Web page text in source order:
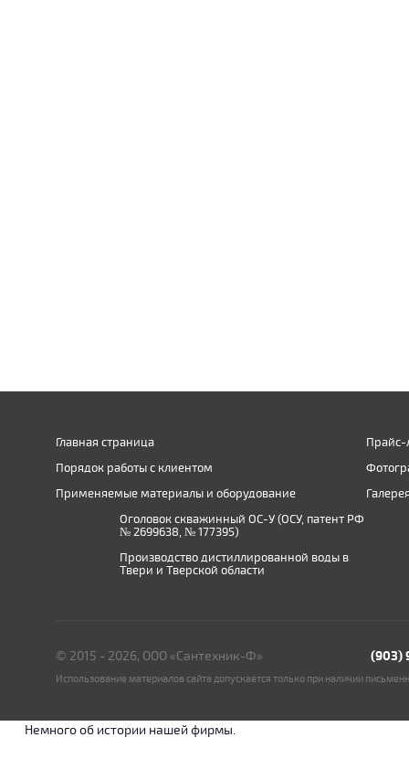
Главная страница
Порядок работы с клиентом
Применяемые материалы и оборудование
Прайс-
Оголовок скважинный ОС-У (ОСУ, патент РФ
№ 2699638, № 177395)
Производство дистиллированной воды в
Твери и Тверской области
© 2015 - 2026, ООО «Сантехник-Ф» (903)
Использование материалов сайта допускается только при наличии
Немного об истории нашей фирмы.